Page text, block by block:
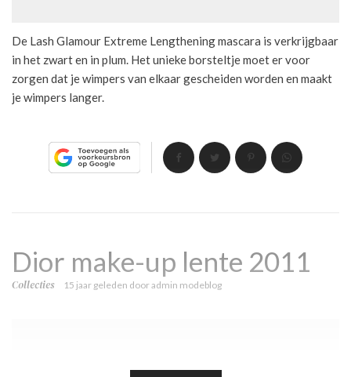
De Lash Glamour Extreme Lengthening mascara is verkrijgbaar
in het zwart en in plum. Het unieke borsteltje moet er voor
zorgen dat je wimpers van elkaar gescheiden worden en maakt
je wimpers langer.
Dior make-up lente 2011
Collecties 15 jaar geleden dooradmin modeblog